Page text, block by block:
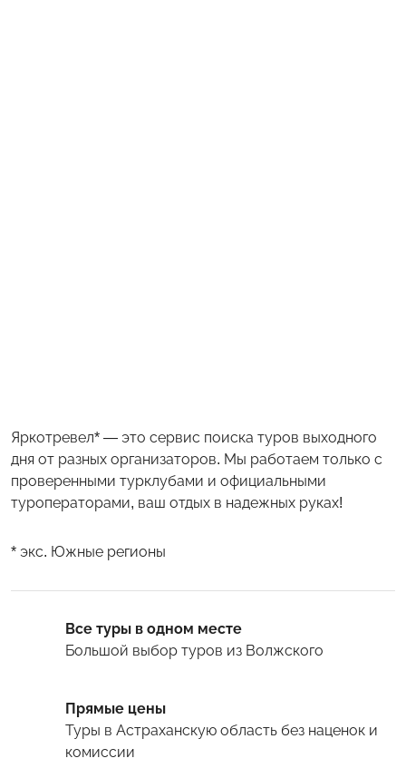
Яркотревел* — это сервис поиска туров выходного
дня от разных организаторов. Мы работаем только с
проверенными турклубами и официальными
туроператорами, ваш отдых в надежных руках!
* экс. Южные регионы
Все туры в одном месте
Большой выбор туров из Волжского
Прямые цены
Туры в Астраханскую область без наценок и
комиссии